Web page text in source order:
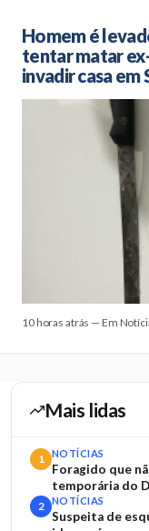
Homem é
tentar matar
invadir casa em
10 horas atrás — Em
Mais lidas
1 NOTÍCIAS
Foragido que
temporária do
2 NOTÍCIAS
Suspeita de